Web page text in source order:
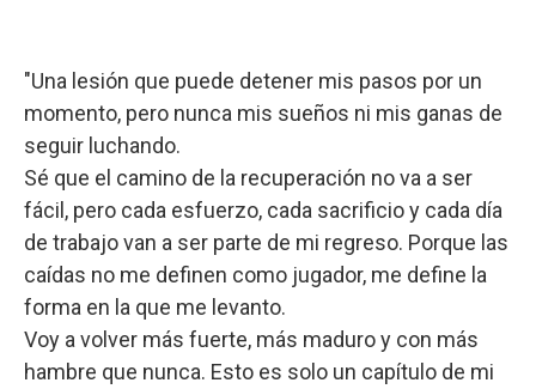
"Una lesión que puede detener mis pasos por un
momento, pero nunca mis sueños ni mis ganas de
seguir luchando.
Sé que el camino de la recuperación no va a ser
fácil, pero cada esfuerzo, cada sacrificio y cada día
de trabajo van a ser parte de mi regreso. Porque las
caídas no me definen como jugador, me define la
forma en la que me levanto.
Voy a volver más fuerte, más maduro y con más
hambre que nunca. Esto es solo un capítulo de mi